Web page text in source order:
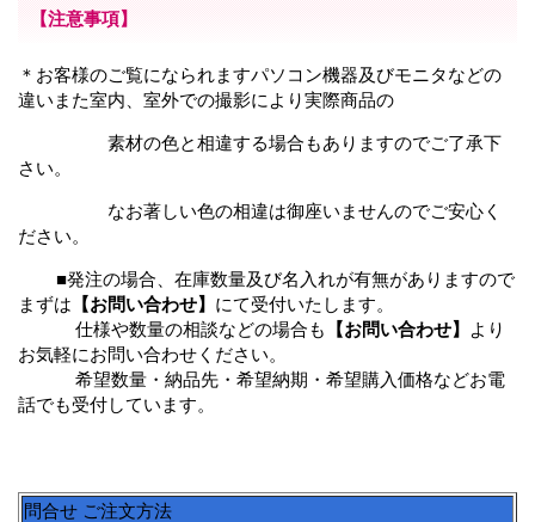
【注意事項】
＊お客様のご覧になられますパソコン機器及びモニタなどの
違いまた室内、室外での撮影により実際商品の
素材の色と相違する場合もありますのでご了承下
さい。
なお著しい色の相違は御座いませんのでご安心く
ださい。
■発注の場合、在庫数量及び名入れが有無がありますので
まずは 【お問い合わせ】 にて受付いたします。
仕様や数量の相談などの場合も
【お問い合わせ】
より
お気軽にお問い合わせください。
希望数量・納品先・希望納期・希望購入価格などお電
話でも受付しています。
問合せ ご注文方法